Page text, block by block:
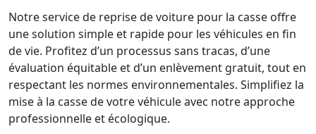
Notre service de reprise de voiture pour la casse offre
une solution simple et rapide pour les véhicules en fin
de vie. Profitez d’un processus sans tracas, d’une
évaluation équitable et d’un enlèvement gratuit, tout en
respectant les normes environnementales. Simplifiez la
mise à la casse de votre véhicule avec notre approche
professionnelle et écologique.